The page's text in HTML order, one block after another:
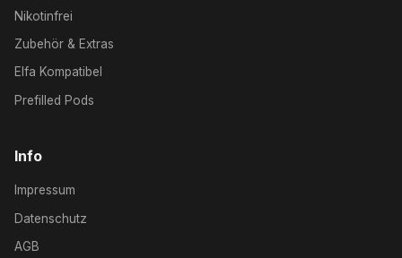
Nikotinfrei
Zubehör & Extras
Elfa Kompatibel
Prefilled Pods
Info
Impressum
Datenschutz
AGB